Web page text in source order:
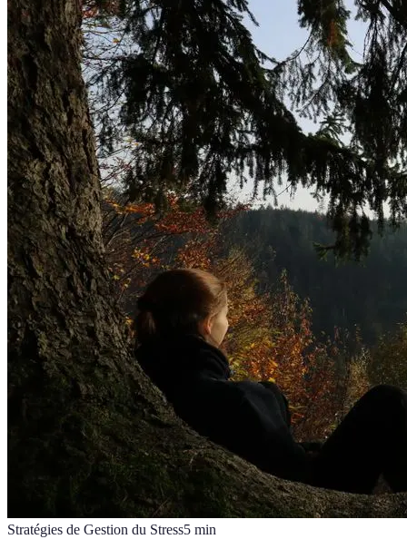
Stratégies de Gestion du Stress5 min